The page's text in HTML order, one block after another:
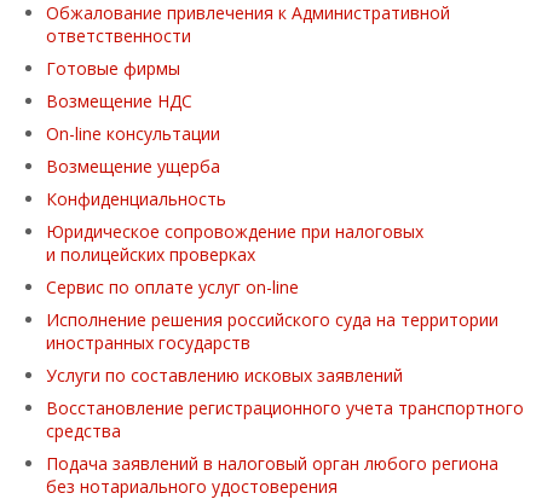
Обжалование привлечения к Административной
ответственности
Готовые фирмы
Возмещение НДС
On-line консультации
Возмещение ущерба
Конфиденциальность
Юридическое сопровождение при налоговых
и полицейских проверках
Сервис по оплате услуг on-line
Исполнение решения российского суда на территории
иностранных государств
Услуги по составлению исковых заявлений
Восстановление регистрационного учета транспортного
средства
Подача заявлений в налоговый орган любого региона
без нотариального удостоверения